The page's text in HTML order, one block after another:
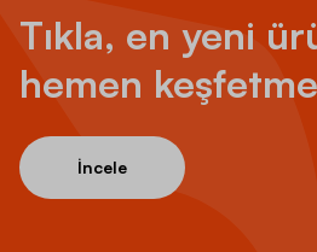
Tıkla, en yeni
hemen
İncele